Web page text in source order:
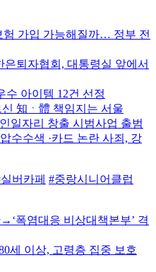
험 가입 가능해질까… 정부 전
퇴자협회, 대통령실 앞에서
수 아이템 12건 선정
知ㆍ體 책임지는 서울
일자리 창출 시범사업 출범
수수색 ·카드 논란 사죄, 강
버카페 #중랑시니어클럽
폭염대응 비상대책본부’ 격
세 이상, 고령층 집중 보호